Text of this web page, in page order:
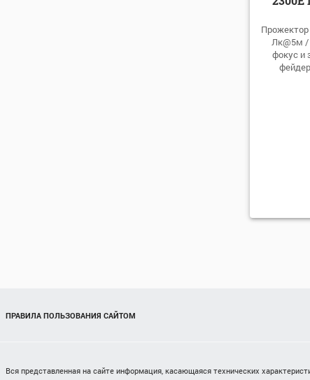
Прожектор
Лк@5м /
фокус и
ПРАВИЛА ПОЛЬЗОВАНИЯ САЙТОМ
Вся представленная на сайте информация, касающаяся технических